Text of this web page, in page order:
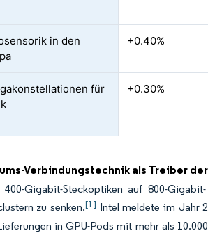
in den
+0.40%
für
+0.30%
Verbindungstechnik als Treiber
Gigabit-Steckoptiken auf 800-
zu senken.[1] Intel meldete im Jahr
in GPU-Pods mit mehr als